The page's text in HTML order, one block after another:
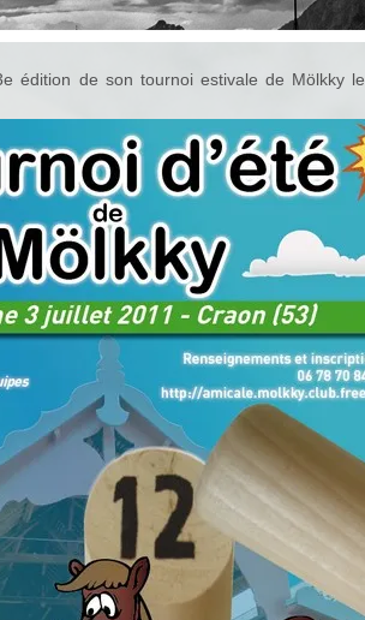
édition de son tournoi estivale de Mölkky le